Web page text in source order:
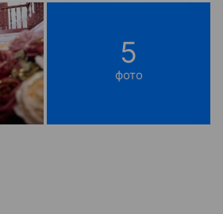
5
фото